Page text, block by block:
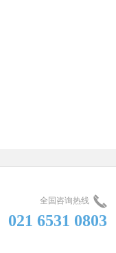
全国咨询热线
021 6531 0803